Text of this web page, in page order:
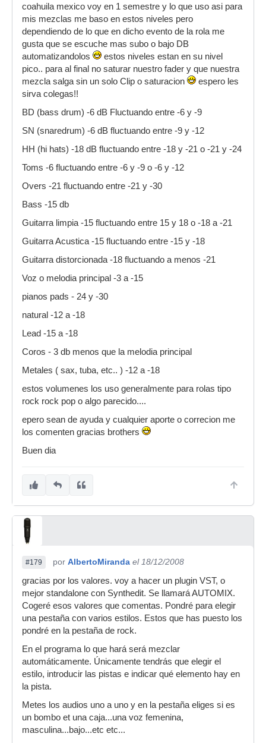
coahuila mexico voy en 1 semestre y lo que uso asi para
mis mezclas me baso en estos niveles pero
dependiendo de lo que en dicho evento de la rola me
gusta que se escuche mas subo o bajo DB
automatizandolos
estos niveles estan en su nivel
pico.. para al final no saturar nuestro fader y que nuestra
mezcla salga sin un solo Clip o saturacion
espero les
sirva colegas!!
BD (bass drum) -6 dB Fluctuando entre -6 y -9
SN (snaredrum) -6 dB fluctuando entre -9 y -12
HH (hi hats) -18 dB fluctuando entre -18 y -21 o -21 y -24
Toms -6 fluctuando entre -6 y -9 o -6 y -12
Overs -21 fluctuando entre -21 y -30
Bass -15 db
Guitarra limpia -15 fluctuando entre 15 y 18 o -18 a -21
Guitarra Acustica -15 fluctuando entre -15 y -18
Guitarra distorcionada -18 fluctuando a menos -21
Voz o melodia principal -3 a -15
pianos pads - 24 y -30
natural -12 a -18
Lead -15 a -18
Coros - 3 db menos que la melodia principal
Metales ( sax, tuba, etc.. ) -12 a -18
estos volumenes los uso generalmente para rolas tipo
rock rock pop o algo parecido....
epero sean de ayuda y cualquier aporte o correcion me
los comenten gracias brothers
Buen dia
#179 por AlbertoMiranda el 18/12/2008
gracias por los valores. voy a hacer un plugin VST, o
mejor standalone con Synthedit. Se llamará AUTOMIX.
Cogeré esos valores que comentas. Pondré para elegir
una pestaña con varios estilos. Estos que has puesto los
pondré en la pestaña de rock.
En el programa lo que hará será mezclar
automáticamente. Únicamente tendrás que elegir el
estilo, introducir las pistas e indicar qué elemento hay en
la pista.
Metes los audios uno a uno y en la pestaña eliges si es
un bombo et una caja...una voz femenina,
masculina...bajo...etc etc...